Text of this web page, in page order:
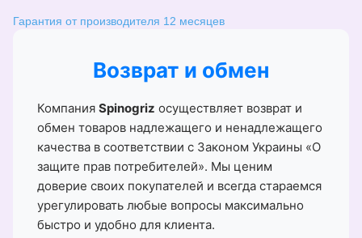
Гарантия от производителя 12 месяцев
Возврат и обмен
Компания Spinogriz осуществляет возврат и
обмен товаров надлежащего и ненадлежащего
качества в соответствии с Законом Украины «О
защите прав потребителей». Мы ценим
доверие своих покупателей и всегда стараемся
урегулировать любые вопросы максимально
быстро и удобно для клиента.